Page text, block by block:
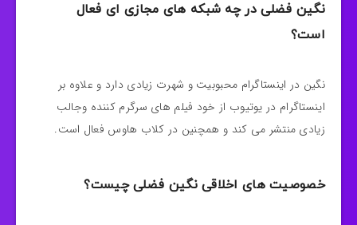
نگین فضلی در چه شبکه های مجازی ای فعال
است؟
نگین در اینستاگرام محبوبیت و شهرت زیادی دارد و علاوه بر
اینستاگرام در یوتیوب از خود فیلم های سرگرم کننده وجالب
زیادی منتشر می کند و همچنین در کلاب هاوس فعال است.
خصوصیت های اخلاقی نگین فضلی چیست؟